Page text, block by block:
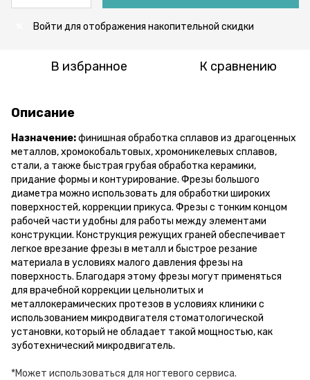
Войти для отображения накопительной скидки
В избранное К сравнению
Описание
Назначение:финишная обработка сплавов из драгоценных
металлов, хромокобальтовых, хромоникелевых сплавов,
стали, а также быстрая грубая обработка керамики,
придание формы и контурирование. Фрезы большого
диаметра можно использовать для обработки широких
поверхностей, коррекции прикуса. Фрезы с тонким концом
рабочей части удобны для работы между элементами
конструкции. Конструкция режущих граней обеспечивает
легкое врезание фрезы в металл и быстрое резание
материала в условиях малого давления фрезы на
поверхность. Благодаря этому фрезы могут применяться
для врачебной коррекции цельнолитых и
металлокерамических протезов в условиях клиники с
использованием микродвигателя стоматологической
установки, который не обладает такой мощностью, как
зуботехнический микродвигатель.
*Может использоваться для ногтевого сервиса.